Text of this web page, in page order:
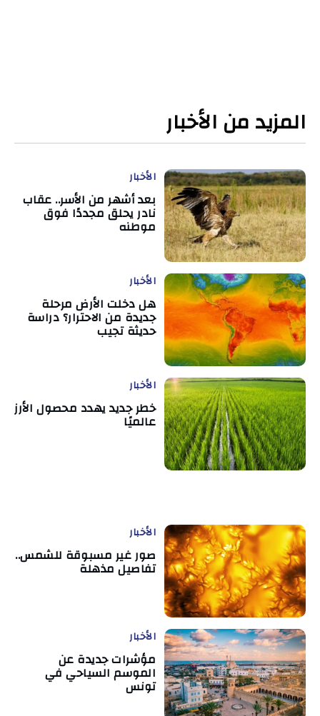
المزيد من الأخبار
الأخبار
بعد أشهر من الأسر.. عقاب
نادر يحلق مجددًا فوق
موطنه
الأخبار
هل دخلت الأرض مرحلة
جديدة من الاحترار؟ دراسة
حديثة تجيب
الأخبار
خطر جديد يهدد محصول الأرز
عالميًا
الأخبار
صور غير مسبوقة للشمس..
تفاصيل مذهلة
الأخبار
مؤشرات جديدة عن
الموسم السياحي في
تونس